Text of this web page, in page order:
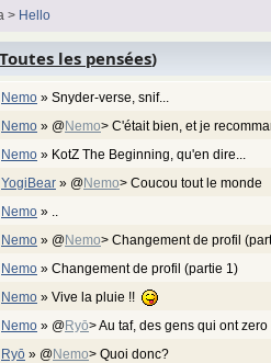
> Hello
Toutes les pensées)
Nemo » Snyder-verse, snif...
Nemo » @Nemo> C'était bien, et je
Nemo » KotZ The Beginning, qu'en dire...
YogiBear » @Nemo> Coucou tout le monde
Nemo » ..
Nemo » @Nemo> Changement de profil
Nemo » Changement de profil (partie 1)
Nemo » Vive la pluie !!
Nemo » @Ryō> Au taf, des gens qui ont
Ryō » @Nemo> Quoi donc?